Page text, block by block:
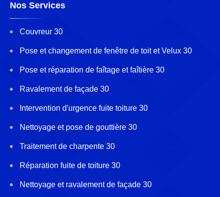
Nos Services
Couvreur 30
Pose et changement de fenêtre de toit et Velux 30
Pose et réparation de faîtage et faîtière 30
Ravalement de façade 30
Intervention d'urgence fuite toiture 30
Nettoyage et pose de gouttière 30
Traitement de charpente 30
Réparation fuite de toiture 30
Nettoyage et ravalement de façade 30